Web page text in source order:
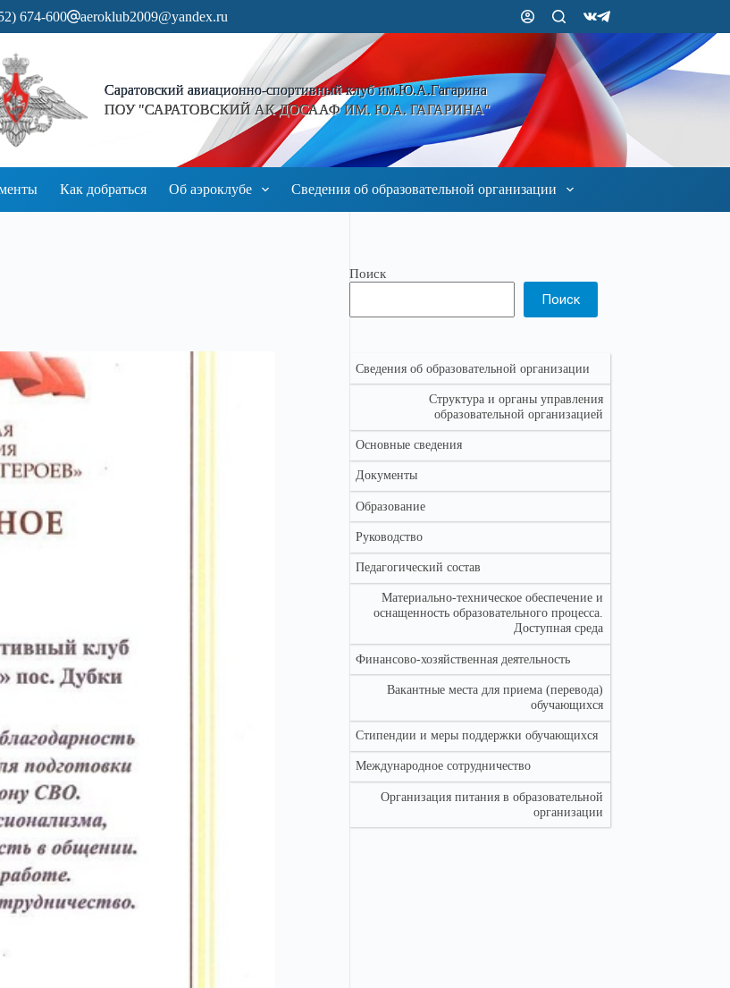
674-600 aeroklub2009@yandex.ru
Саратовский авиационно-спортивный клуб им.Ю.А.Гагарина
ПОУ "САРАТОВСКИЙ АК ДОСААФ ИМ. Ю.А. ГАГАРИНА"
Как добраться Об аэроклубе Сведения об образовательной организации
Поиск
Поиск
Сведения об образовательной организации
Структура и органы управления
образовательной организацией
Основные сведения
Документы
Образование
Руководство
Педагогический состав
Материально-техническое обеспечение и
оснащенность образовательного процесса.
Доступная среда
Финансово-хозяйственная деятельность
Вакантные места для приема (перевода)
обучающихся
Стипендии и меры поддержки обучающихся
Международное сотрудничество
Организация питания в образовательной
организации